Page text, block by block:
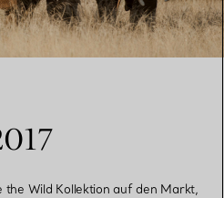
Wild Kollektion auf den Markt,